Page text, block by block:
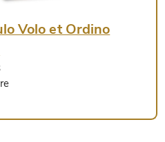
Volo et Ordino